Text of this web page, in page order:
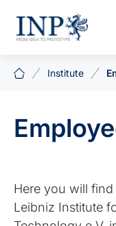
Institute
Here you will
Leibniz Institute